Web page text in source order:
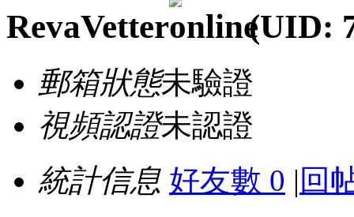
RevaVetter (UID:
郵箱狀態未驗證
視頻認證未認證
統計信息 好友數 0 | 回